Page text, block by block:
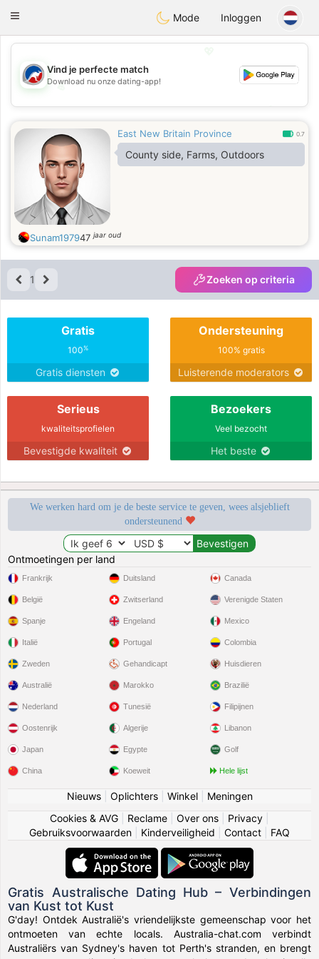
AustraliaChat
Toggle
Mode Inloggen
💖
💕
Vind je perfecte match
Download nu onze dating-app!
East New Britain Province 0.7
County side, Farms, Outdoors
Sunam197947jaar oud
1 Zoeken op criteria
Gratis
100%
Gratis diensten
Ondersteuning
100% gratis
Luisterende moderators
Serieus
kwaliteitsprofielen
Bevestigde kwaliteit
Bezoekers
Veel bezocht
Het beste
We werken hard om je de beste service te geven, wees alsjeblieft
ondersteunend
Ontmoetingen per land
Frankrijk
België
Spanje
Italië
Zweden
Duitsland
Zwitserland
Engeland
Portugal
Gehandicapt
Canada
Verenigde Staten
Mexico
Colombia
Huisdieren
Australië
Nederland
Oostenrijk
Japan
China
Marokko
Tunesië
Algerije
Egypte
Koeweit
Brazilië
Filipijnen
Libanon
Golf
Hele lijst
Nieuws| Oplichters| Winkel| Meningen
Cookies & AVG
Reclame Over ons Privacy
Gebruiksvoorwaarden
Kinderveiligheid Contact FAQ
Gratis Australische Dating Hub – Verbindingen
van Kust tot Kust
G'day! Ontdek Australië's vriendelijkste gemeenschap voor het
ontmoeten van echte locals. Australia-chat.com verbindt
Australiërs van Sydney's haven tot Perth's stranden, en brengt